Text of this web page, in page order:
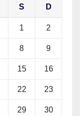
S D
1 2
8 9
15 16
22 23
29 30